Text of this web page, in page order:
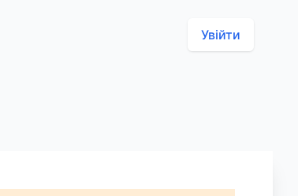
Увійти